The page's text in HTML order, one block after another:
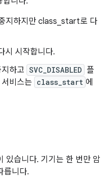
지하지만 class_start로 다
시 시작합니다.
하고 SVC_DISABLED 플
비스는 class_start 에
있습니다. 기기는 한 번만 암
릅니다.